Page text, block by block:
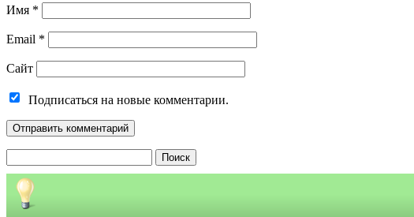
Имя *
Email *
Сайт
Подписаться на новые комментарии.